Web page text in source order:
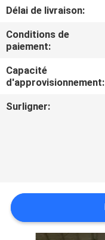
CONTRÔLE
DE
QUALITÉ
CONTACTEZ-
NOUS
CAS
PLAN
Délai de livraison:
Conditions de
paiement:
Capacité
d'approvisionnement:
Surligner: